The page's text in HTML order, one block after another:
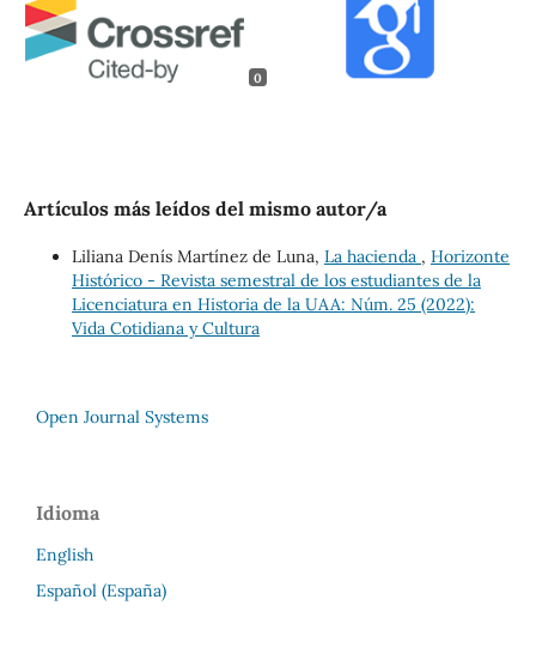
0
Artículos más leídos del mismo autor/a
Liliana Denís Martínez de Luna, La hacienda , Horizonte
Histórico - Revista semestral de los estudiantes de la
Licenciatura en Historia de la UAA: Núm. 25 (2022):
Vida Cotidiana y Cultura
Open Journal Systems
Idioma
English
Español (España)